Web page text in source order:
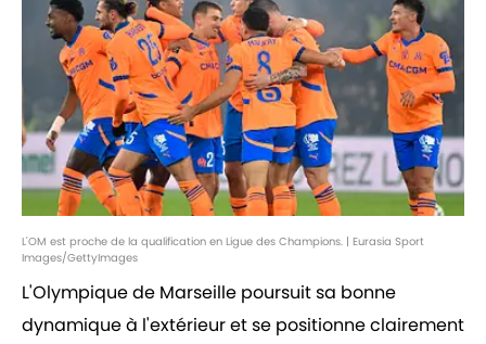
L'OM est proche de la qualification en Ligue des Champions. | Eurasia Sport
Images/GettyImages
L'Olympique de Marseille poursuit sa bonne
dynamique à l'extérieur et se positionne clairement